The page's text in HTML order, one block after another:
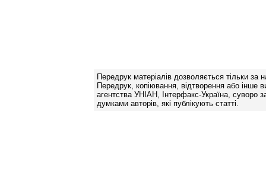
Передрук матеріалів дозволяється тільки за
Передрук, копіювання, відтворення або інше
агентства УНІАН, Інтерфакс-Україна, суворо
думками авторів, які публікують статті.